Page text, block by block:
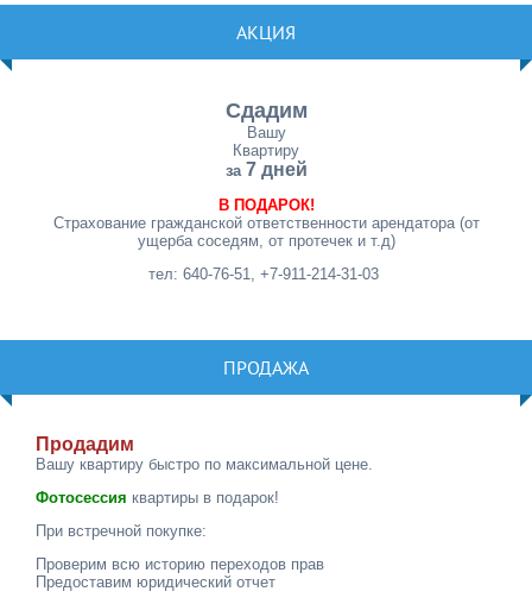
АКЦИЯ
Сдадим
Вашу
Квартиру
за 7 дней
В ПОДАРОК!
Страхование гражданской ответственности арендатора (от
ущерба соседям, от протечек и т.д)
тел: 640-76-51, +7-911-214-31-03
ПРОДАЖА
Продадим
Вашу квартиру быстро по максимальной цене.
Фотосессия квартиры в подарок!
При встречной покупке:
Проверим всю историю переходов прав
Предоставим юридический отчет